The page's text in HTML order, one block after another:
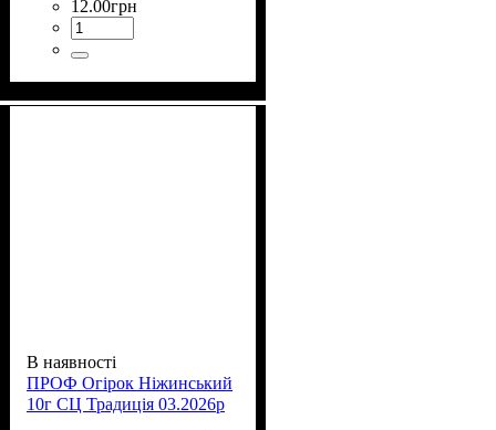
12.00грн
В наявності
ПРОФ Огірок Ніжинський
10г СЦ Традиція 03.2026р